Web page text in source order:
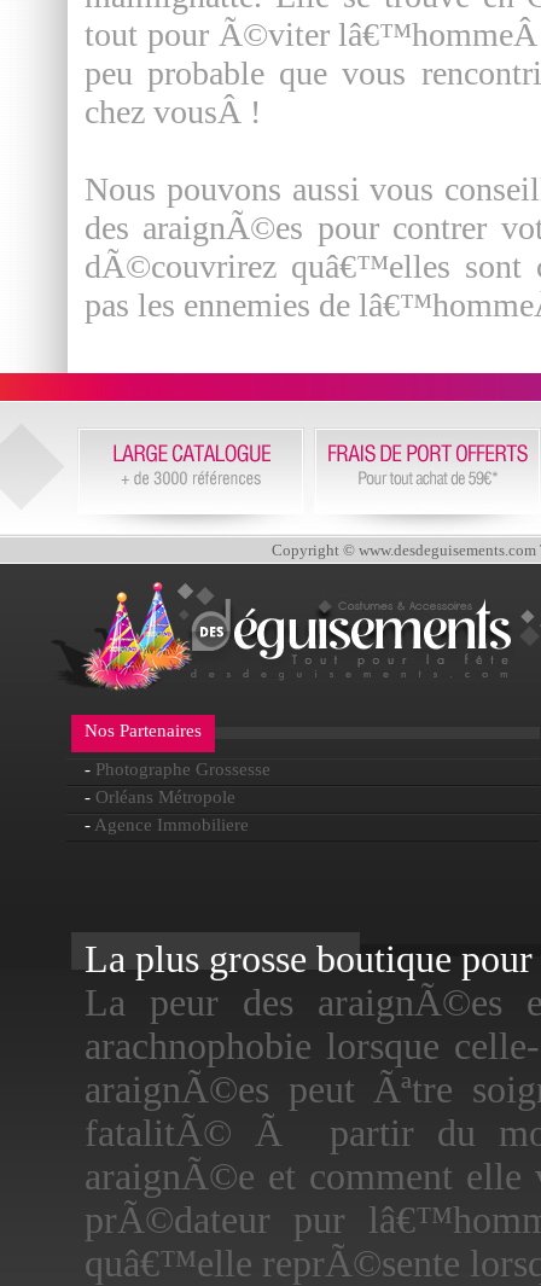
tout pour Ã©viter lâ€™hommeÂ
peu probable que vous
chez vousÂ !
Nous pouvons aussi vous
des araignÃ©es pour contrer
dÃ©couvrirez quâ€™elles sont
pas les ennemies de
Copyright © www.desdeguisements.com
Nos Partenaires
- Photographe Grossesse
- Orléans Métropole
- Agence Immobiliere
La plus grosse boutique
La peur des araignÃ©es
arachnophobie lorsque
araignÃ©es peut Ãªtre
fatalitÃ© Ã partir du
araignÃ©e et comment
prÃ©dateur pur
quâ€™elle reprÃ©sente